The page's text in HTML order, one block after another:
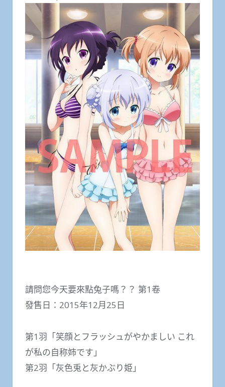
請問您今天要來點兔子嗎？？ 第1卷
發售日：2015年12月25日
第1羽「笑顔とフラッシュがやかましい これ
が私の自称姉です」
第2羽「灰色兎と灰かぶり姫」